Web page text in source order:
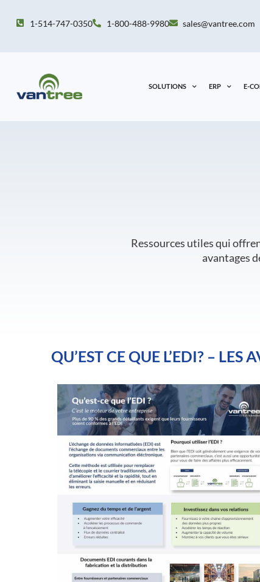
1-514-747-0350 1-800-488-9980 sales@vantree.com
SOLUTIONS ERP E-
Ressources utiles qui
avantages
QU’EST CE QUE L’EDI? – LES